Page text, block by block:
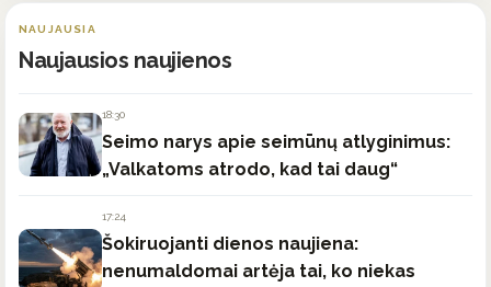
NAUJAUSIA
Naujausios naujienos
18:30
Seimo narys apie seimūnų atlyginimus:
„Valkatoms atrodo, kad tai daug“
17:24
Šokiruojanti dienos naujiena:
nenumaldomai artėja tai, ko niekas